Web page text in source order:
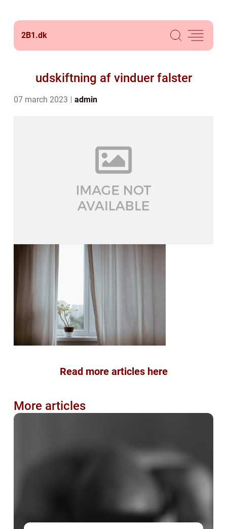
2B1.dk
udskiftning af vinduer falster
07 march 2023 admin
Read more articles here
More articles